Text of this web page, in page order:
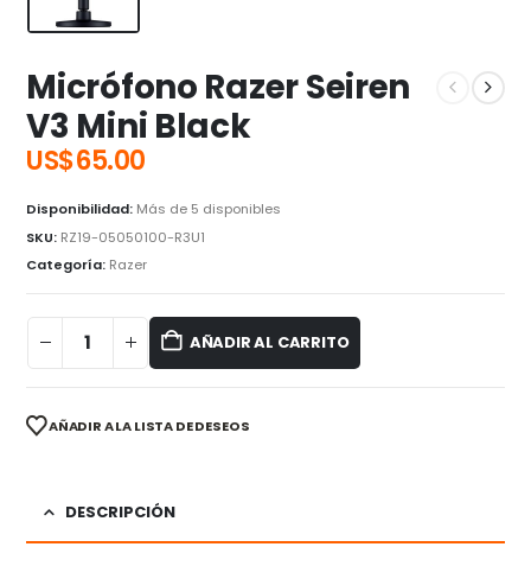
Micrófono Razer Seiren
V3 Mini Black
US$65.00
Disponibilidad: Más de 5 disponibles
SKU: RZ19-05050100-R3U1
Categoría: Razer
AÑADIR AL CARRITO
AÑADIR A LA LISTA DE DESEOS
DESCRIPCIÓN